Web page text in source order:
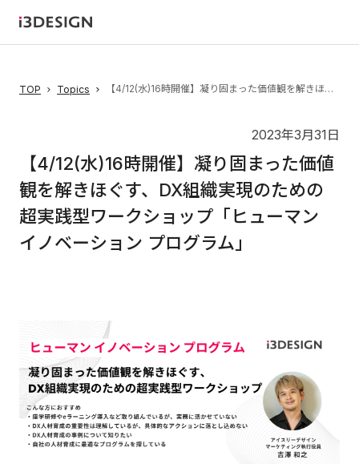
TOP Topics 【4/12(水)16時開催】凝り固まった価値観を解きほぐす、DX組織実現のための超実践型ワークショップ「ヒューマン イノベーション プログラム」
2023年3月31日
【4/12(水)16時開催】凝り固まった価値
観を解きほぐす、DX組織実現のための
超実践型ワークショップ「ヒューマン
イノベーション プログラム」